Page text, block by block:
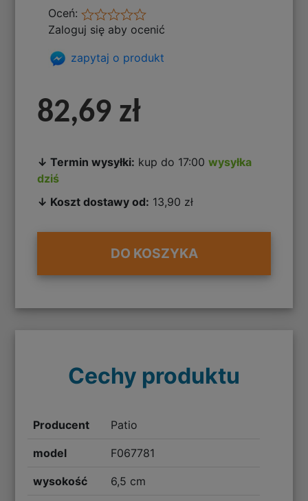
Oceń:
Zaloguj się aby ocenić
zapytaj o produkt
82,69 zł
↓ Termin wysyłki: kup do 17:00wysyłka
dziś
↓ Koszt dostawy od: 13,90 zł
DO KOSZYKA
Cechy produktu
Producent Patio
model F067781
wysokość 6,5 cm